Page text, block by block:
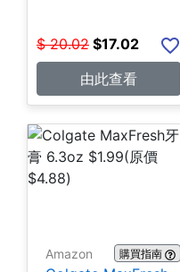
$ 20.02 $17.02
由此查看
Amazon 購買指南